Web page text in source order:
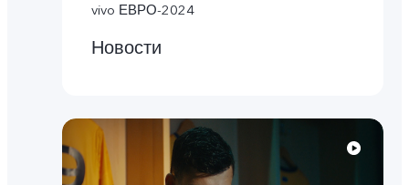
vivo ЕВРО-2024
Новости